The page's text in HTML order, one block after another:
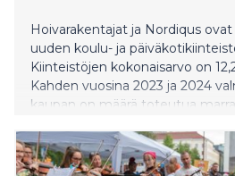
Hoivarakentajat ja Nordiqus
uuden koulu- ja
Kiinteistöjen kokonaisarvo on
Kahden vuosina 2023 ja 2024
kaupan on määrä toteutua
toteutuu sen valmistuttua